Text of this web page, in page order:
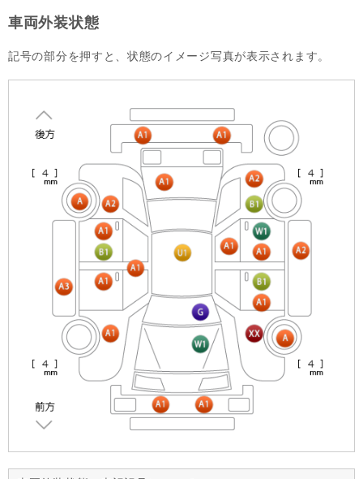
車両外装状態
記号の部分を押すと、状態のイメージ写真が表示されます。